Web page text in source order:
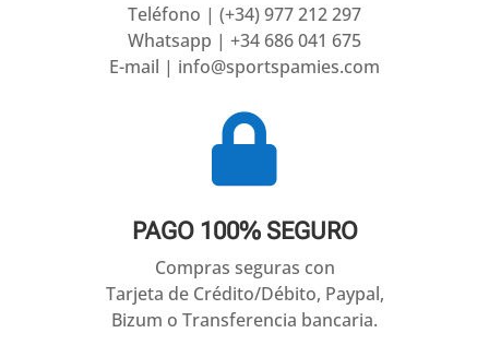
Teléfono | (+34) 977 212 297
Whatsapp | +34 686 041 675
E-mail | info@sportspamies.com

PAGO 100% SEGURO
Compras seguras con
Tarjeta de Crédito/Débito, Paypal,
Bizum o Transferencia bancaria.